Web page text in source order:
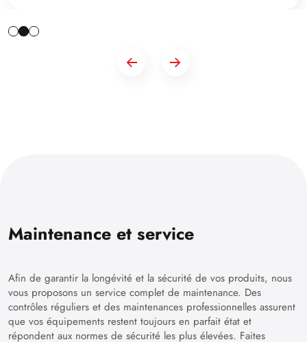
Maintenance et service
Afin de garantir la longévité et la sécurité de vos produits, nous
vous proposons un service complet de maintenance. Des
contrôles réguliers et des maintenances professionnelles assurent
que vos équipements restent toujours en parfait état et
répondent aux normes de sécurité les plus élevées. Faites